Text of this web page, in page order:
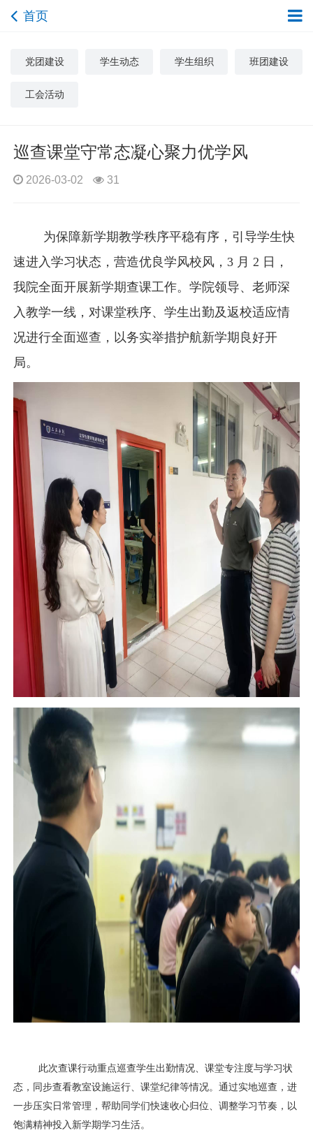
首页
党团建设 学生动态 学生组织 班团建设
工会活动
巡查课堂守常态凝心聚力优学风
2026-03-02 31
为保障新学期教学秩序平稳有序，引导学生快
速进入学习状态，营造优良学风校风，3 月 2 日，
我院全面开展新学期查课工作。学院领导、老师深
入教学一线，对课堂秩序、学生出勤及返校适应情
况进行全面巡查，以务实举措护航新学期良好开
局。
此次查课行动重点巡查学生出勤情况、课堂专注度与学习状
态，同步查看教室设施运行、课堂纪律等情况。通过实地巡查，进
一步压实日常管理，帮助同学们快速收心归位、调整学习节奏，以
饱满精神投入新学期学习生活。